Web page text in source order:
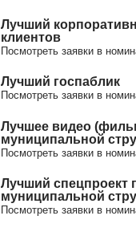
Лучший
клиентов
Посмотреть заявки в
Лучший госпаблик
Посмотреть заявки в
Лучшее видео
муниципальной
Посмотреть заявки в
Лучший спецпроект
муниципальной
Посмотреть заявки в